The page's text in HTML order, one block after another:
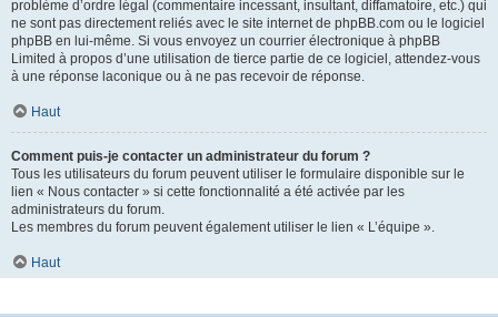
problème d’ordre légal (commentaire incessant, insultant, diffamatoire, etc.) qui
ne sont pas directement reliés avec le site internet de phpBB.com ou le logiciel
phpBB en lui-même. Si vous envoyez un courrier électronique à phpBB
Limited à propos d’une utilisation de tierce partie de ce logiciel, attendez-vous
à une réponse laconique ou à ne pas recevoir de réponse.
Haut
Comment puis-je contacter un administrateur du forum ?
Tous les utilisateurs du forum peuvent utiliser le formulaire disponible sur le
lien « Nous contacter » si cette fonctionnalité a été activée par les
administrateurs du forum.
Les membres du forum peuvent également utiliser le lien « L’équipe ».
Haut